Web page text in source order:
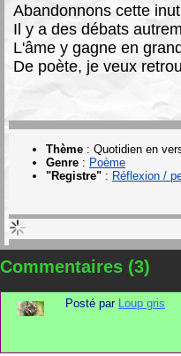
Abandonnons cette
Il y a des débats
L'âme y gagne en
De poète, je veux
Thème : Quotidien en
Genre : Poème
"Registre" : Réflexion /
Commentaires (3)
Posté par Loup gris